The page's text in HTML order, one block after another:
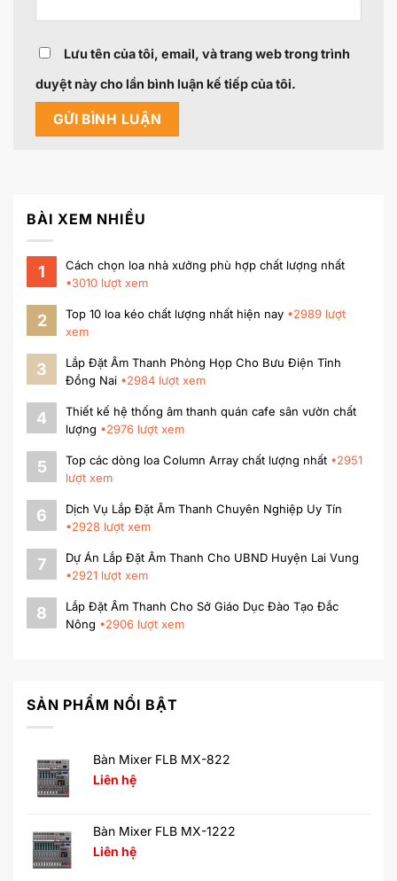
Lưu tên của tôi, email, và trang web trong trình
duyệt này cho lần bình luận kế tiếp của tôi.
BÀI XEM NHIỀU
1
Cách chọn loa nhà xưởng phù hợp chất lượng nhất
•3010 lượt xem
2 Top 10 loa kéo chất lượng nhất hiện nay •2989 lượt
xem
3
Lắp Đặt Âm Thanh Phòng Họp Cho Bưu Điện Tỉnh
Đồng Nai •2984 lượt xem
4
Thiết kế hệ thống âm thanh quán cafe sân vườn chất
lượng •2976 lượt xem
5 Top các dòng loa Column Array chất lượng nhất •2951
lượt xem
6
Dịch Vụ Lắp Đặt Âm Thanh Chuyên Nghiệp Uy Tín
•2928 lượt xem
7
Dự Án Lắp Đặt Âm Thanh Cho UBND Huyện Lai Vung
•2921 lượt xem
8
Lắp Đặt Âm Thanh Cho Sở Giáo Dục Đào Tạo Đắc
Nông •2906 lượt xem
SẢN PHẨM NỔI BẬT
Bàn Mixer FLB MX-822
Liên hệ
Bàn Mixer FLB MX-1222
Liên hệ